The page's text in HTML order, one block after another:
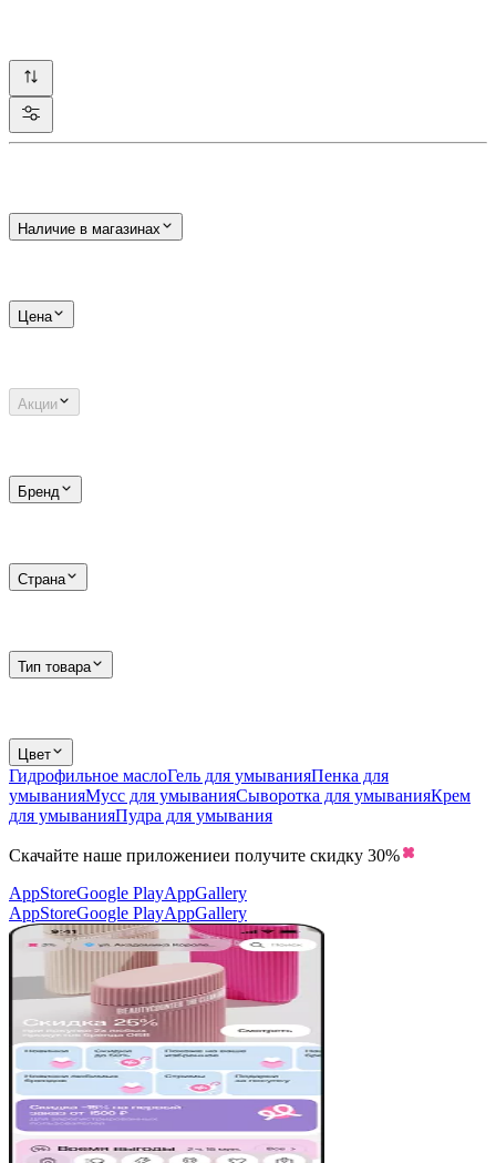
Наличие в магазинах
Цена
Акции
Бренд
Страна
Тип товара
Цвет
Гидрофильное маслоГель для умыванияПенка для
умыванияМусс для умыванияСыворотка для умыванияКрем
для умыванияПудра для умывания
Скачайте наше приложениеи получите скидку 30%
AppStoreGoogle PlayAppGallery
AppStoreGoogle PlayAppGallery